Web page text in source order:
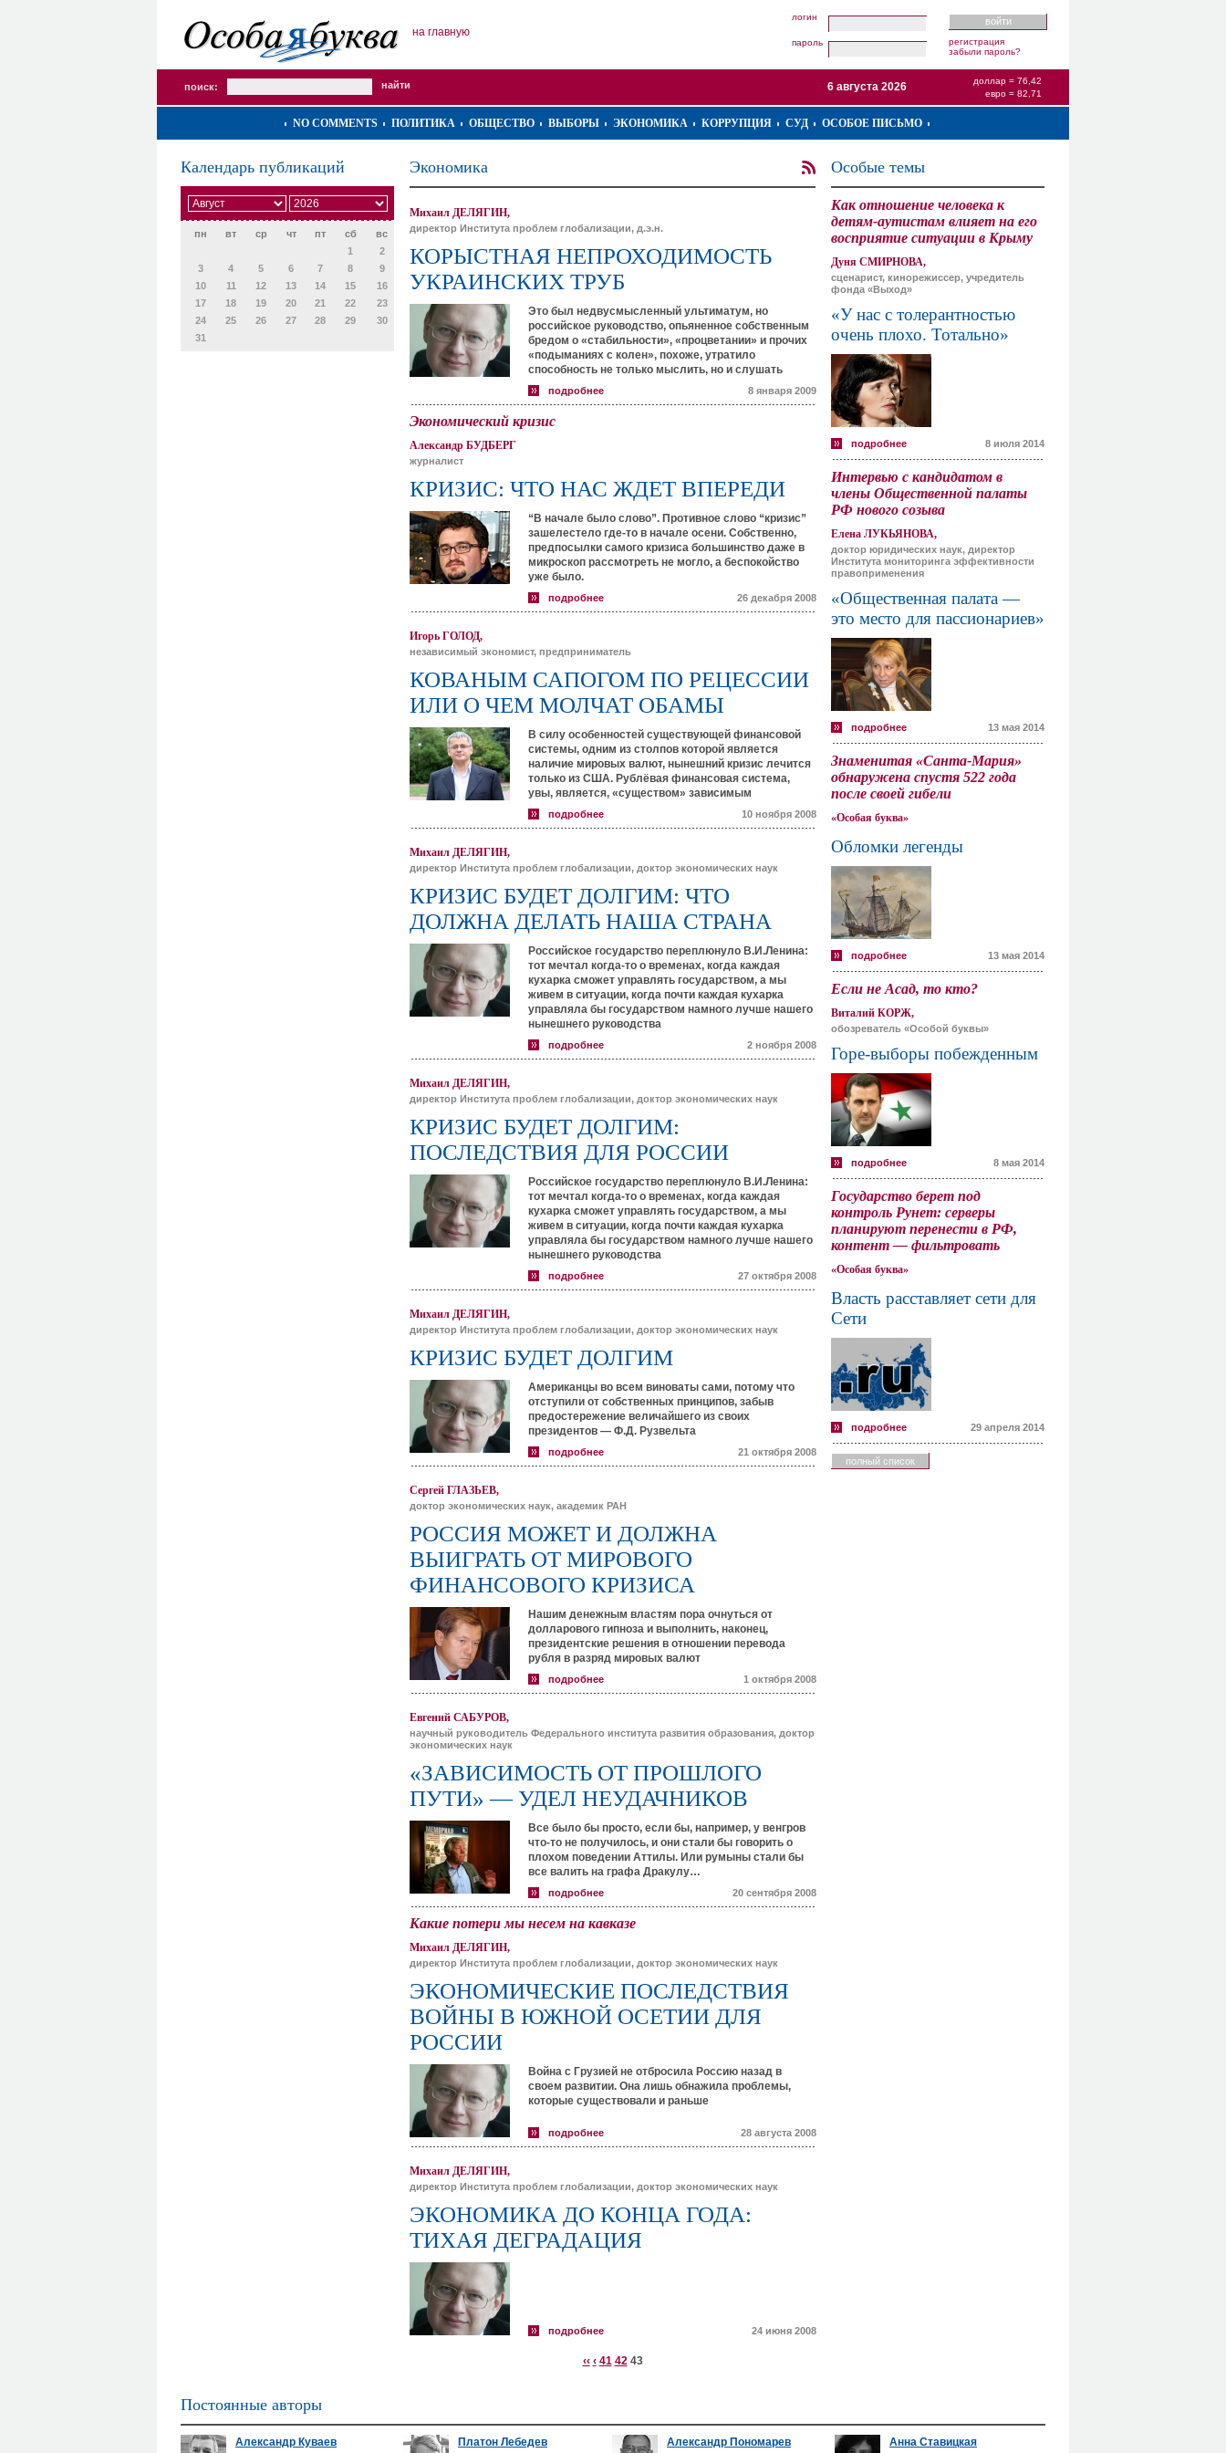
на главную
логин
пароль
регистрация
забыли пароль?
поиск:
доллар = 76,42
евро = 82,71
6 августа 2026
NO COMMENTS ПОЛИТИКА ОБЩЕСТВО ВЫБОРЫ ЭКОНОМИКА КОРРУПЦИЯ СУД ОСОБОЕ ПИСЬМО
Календарь публикаций
пн вт ср чт пт сб
вс
1
2
3
4 5 6 7 8
9
10
11 12 13 14 15
16
17
18 19 20 21 22
23
24
25 26 27 28 29
30
31
Экономика
Михаил ДЕЛЯГИН,
директор Института проблем глобализации, д.э.н.
КОРЫСТНАЯ НЕПРОХОДИМОСТЬ
УКРАИНСКИХ ТРУБ
Это был недвусмысленный ультиматум, но
российское руководство, опьяненное собственным
бредом о «стабильности», «процветании» и прочих
«подыманиях с колен», похоже, утратило
способность не только мыслить, но и слушать
подробнее 8 января 2009
Экономический кризис
Александр БУДБЕРГ
журналист
КРИЗИС: ЧТО НАС ЖДЕТ ВПЕРЕДИ
“В начале было слово”. Противное слово “кризис”
зашелестело где-то в начале осени. Собственно,
предпосылки самого кризиса большинство даже в
микроскоп рассмотреть не могло, а беспокойство
уже было.
подробнее 26 декабря 2008
Игорь ГОЛОД,
независимый экономист, предприниматель
КОВАНЫМ САПОГОМ ПО РЕЦЕССИИ
ИЛИ О ЧЕМ МОЛЧАТ ОБАМЫ
В силу особенностей существующей финансовой
системы, одним из столпов которой является
наличие мировых валют, нынешний кризис лечится
только из США. Рублёвая финансовая система,
увы, является, «существом» зависимым
подробнее 10 ноября 2008
Михаил ДЕЛЯГИН,
директор Института проблем глобализации, доктор экономических наук
КРИЗИС БУДЕТ ДОЛГИМ: ЧТО
ДОЛЖНА ДЕЛАТЬ НАША СТРАНА
Российское государство переплюнуло В.И.Ленина:
тот мечтал когда-то о временах, когда каждая
кухарка сможет управлять государством, а мы
живем в ситуации, когда почти каждая кухарка
управляла бы государством намного лучше нашего
нынешнего руководства
подробнее 2 ноября 2008
Михаил ДЕЛЯГИН,
директор Института проблем глобализации, доктор экономических наук
КРИЗИС БУДЕТ ДОЛГИМ:
ПОСЛЕДСТВИЯ ДЛЯ РОССИИ
Российское государство переплюнуло В.И.Ленина:
тот мечтал когда-то о временах, когда каждая
кухарка сможет управлять государством, а мы
живем в ситуации, когда почти каждая кухарка
управляла бы государством намного лучше нашего
нынешнего руководства
подробнее 27 октября 2008
Михаил ДЕЛЯГИН,
директор Института проблем глобализации, доктор экономических наук
КРИЗИС БУДЕТ ДОЛГИМ
Американцы во всем виноваты сами, потому что
отступили от собственных принципов, забыв
предостережение величайшего из своих
президентов — Ф.Д. Рузвельта
подробнее 21 октября 2008
Сергей ГЛАЗЬЕВ,
доктор экономических наук, академик РАН
РОССИЯ МОЖЕТ И ДОЛЖНА
ВЫИГРАТЬ ОТ МИРОВОГО
ФИНАНСОВОГО КРИЗИСА
Нашим денежным властям пора очнуться от
долларового гипноза и выполнить, наконец,
президентские решения в отношении перевода
рубля в разряд мировых валют
подробнее 1 октября 2008
Евгений САБУРОВ,
научный руководитель Федерального института развития образования, доктор
экономических наук
«ЗАВИСИМОСТЬ ОТ ПРОШЛОГО
ПУТИ» — УДЕЛ НЕУДАЧНИКОВ
Все было бы просто, если бы, например, у венгров
что-то не получилось, и они стали бы говорить о
плохом поведении Аттилы. Или румыны стали бы
все валить на графа Дракулу…
подробнее 20 сентября 2008
Какие потери мы несем на кавказе
Михаил ДЕЛЯГИН,
директор Института проблем глобализации, доктор экономических наук
ЭКОНОМИЧЕСКИЕ ПОСЛЕДСТВИЯ
ВОЙНЫ В ЮЖНОЙ ОСЕТИИ ДЛЯ
РОССИИ
Война с Грузией не отбросила Россию назад в
своем развитии. Она лишь обнажила проблемы,
которые существовали и раньше
подробнее 28 августа 2008
Михаил ДЕЛЯГИН,
директор Института проблем глобализации, доктор экономических наук
ЭКОНОМИКА ДО КОНЦА ГОДА:
ТИХАЯ ДЕГРАДАЦИЯ
подробнее 24 июня 2008
‹‹ ‹ 41 42 43
Особые темы
Как отношение человека к
детям-аутистам влияет на его
восприятие ситуации в Крыму
Дуня СМИРНОВА,
сценарист, кинорежиссер, учредитель
фонда «Выход»
«У нас с толерантностью
очень плохо. Тотально»
подробнее 8 июля 2014
Интервью с кандидатом в
члены Общественной палаты
РФ нового созыва
Елена ЛУКЬЯНОВА,
доктор юридических наук, директор
Института мониторинга эффективности
правоприменения
«Общественная палата —
это место для пассионариев»
подробнее 13 мая 2014
Знаменитая «Санта-Мария»
обнаружена спустя 522 года
после своей гибели
«Особая буква»
Обломки легенды
подробнее 13 мая 2014
Если не Асад, то кто?
Виталий КОРЖ,
обозреватель «Особой буквы»
Горе-выборы побежденным
подробнее 8 мая 2014
Государство берет под
контроль Рунет: серверы
планируют перенести в РФ,
контент — фильтровать
«Особая буква»
Власть расставляет сети для
Сети
подробнее 29 апреля 2014
полный список
Постоянные авторы
Александр Куваев Платон Лебедев Александр Пономарев Анна Ставицкая